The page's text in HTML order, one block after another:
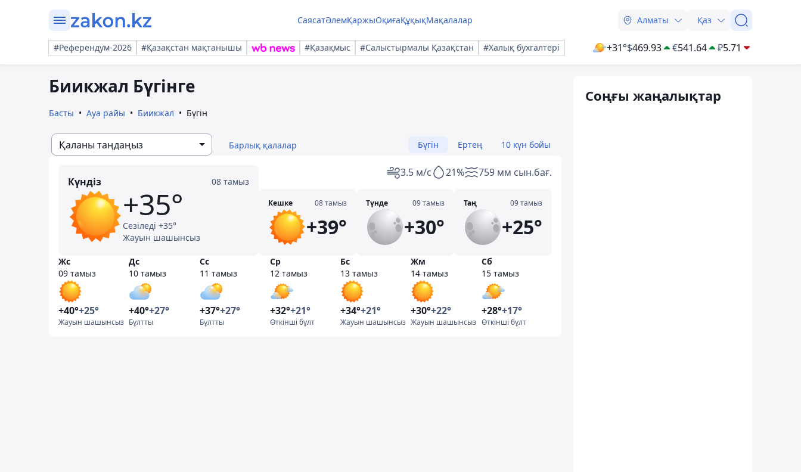
СаясатӘлемҚаржыОқиғаҚұқықМақалалар Алматы Қаз
#Референдум-2026 #Қазақстан мақтанышы #Қазақмыс #Салыстырмалы Қазақстан #Халық бухгалтері +31°$469.93 €541.64 ₽5.71
Биикжал Бүгінге
Басты Ауа райы Биикжал Бүгін
Қаланы таңдаңыз Барлық қалалар Бүгін Ертең 10 күн бойы
Күндіз 08 тамыз
+35°
Сезіледі +35°
Жауын шашынсыз
3.5 м/с 21% 759 мм сын.бағ.
Кешке 08 тамыз
+39°
Түнде 09 тамыз
+30°
Таң 09 тамыз
+25°
Жс
09 тамыз
+40°+25°
Жауын шашынсыз
Дс
10 тамыз
+40°+27°
Бұлтты
Сс
11 тамыз
+37°+27°
Бұлтты
Ср
12 тамыз
+32°+21°
Өткінші бұлт
Бс
13 тамыз
+34°+21°
Жауын шашынсыз
Жм
14 тамыз
+30°+22°
Жауын шашынсыз
Сб
15 тамыз
+28°+17°
Өткінші бұлт
Соңғы жаңалықтар